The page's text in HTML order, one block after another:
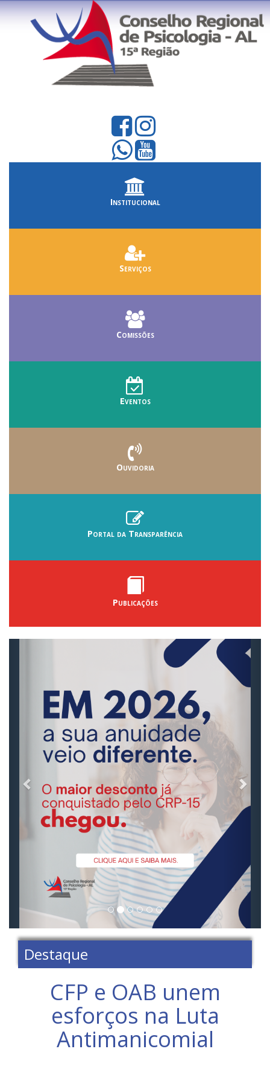
Institucional
Serviços
Comissões
Eventos
Ouvidoria
Portal da Transparência
Publicações
Destaque
CFP e OAB unem
esforços na Luta
Antimanicomial